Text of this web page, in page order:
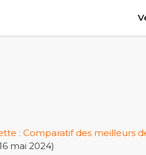
: Comparatif des meilleurs
mai 2024)